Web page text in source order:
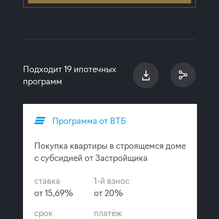
Подходит 19 ипотечных
программ
Программа от ВТБ
Покупка квартиры в строящемся доме
с субсидией от Застройщика
ставка
от 15,69%
1-й взнос
от 20%
срок
платёж